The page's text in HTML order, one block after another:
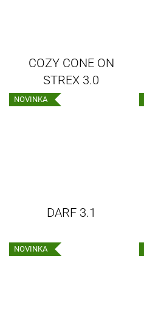
COZY CONE ON
STREX 3.0
NOVINKA
DARF 3.1
NOVINKA